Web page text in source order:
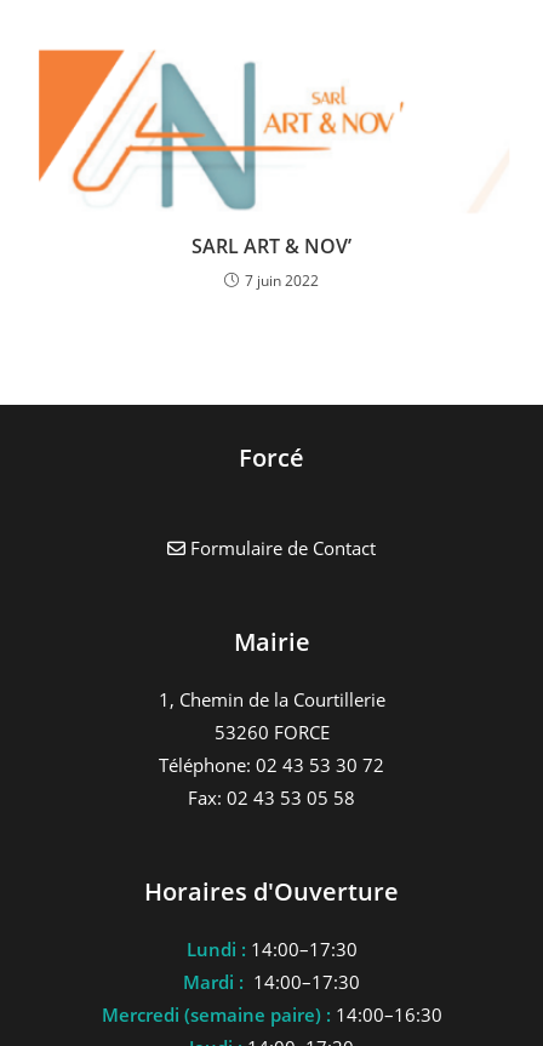
SARL ART & NOV’
7 juin 2022
Forcé
Formulaire de Contact
Mairie
1, Chemin de la Courtillerie
53260 FORCE
Téléphone: 02 43 53 30 72
Fax: 02 43 53 05 58
Horaires d'Ouverture
Lundi : 14:00–17:30
Mardi : 14:00–17:30
Mercredi (semaine paire) : 14:00–16:30